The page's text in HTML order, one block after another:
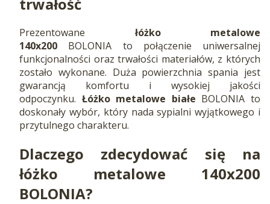
Prezentowane łóżko metalowe
140x200 BOLONIA to połączenie uniwersalnej
funkcjonalności oraz trwałości materiałów, z których
zostało wykonane. Duża powierzchnia spania jest
gwarancją komfortu i wysokiej jakości
odpoczynku. Łóżko metalowe białe BOLONIA to
doskonały wybór, który nada sypialni wyjątkowego i
przytulnego charakteru.
Dlaczego zdecydować się na
łóżko metalowe 140x200
BOLONIA?